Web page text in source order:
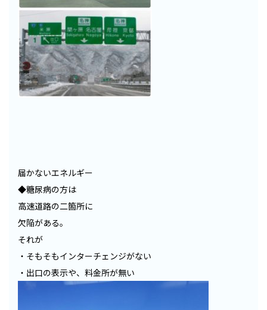
届かないエネルギー
◆糖尿病の方は
高速道路の二箇所に
欠陥がある。
それが
・そもそもインターチェンジがない
・出口の表示や、料金所が無い